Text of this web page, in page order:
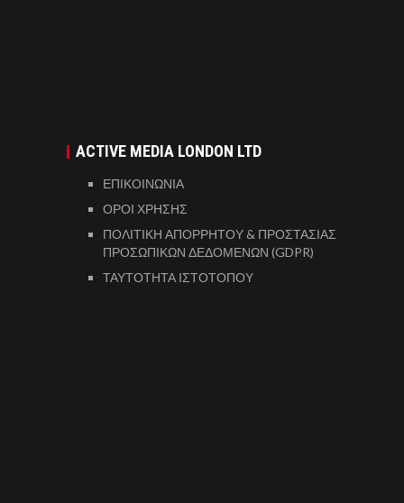
ACTIVE MEDIA LONDON LTD
ΕΠΙΚΟΙΝΩΝΙΑ
ΟΡΟΙ ΧΡΗΣΗΣ
ΠΟΛΙΤΙΚΗ ΑΠΟΡΡΗΤΟΥ & ΠΡΟΣΤΑΣΙΑΣ
ΠΡΟΣΩΠΙΚΩΝ ΔΕΔΟΜΕΝΩΝ (GDPR)
ΤΑΥΤΟΤΗΤΑ ΙΣΤΟΤΟΠΟΥ